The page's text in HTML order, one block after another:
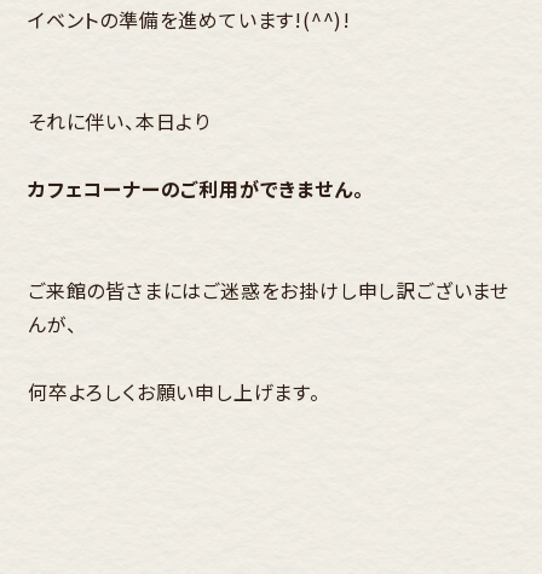
イベントの準備を進めています!(^^)!
それに伴い、本日より
カフェコーナーのご利用ができません。
ご来館の皆さまにはご迷惑をお掛けし申し訳ございませ
んが、
何卒よろしくお願い申し上げます。